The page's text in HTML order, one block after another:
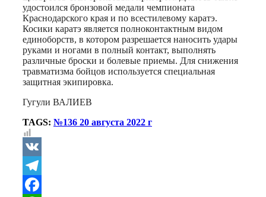
удостоился бронзовой медали чемпионата
Краснодарского края и по всестилевому каратэ.
Косики каратэ является полноконтактным видом
единоборств, в котором разрешается наносить удары
руками и ногами в полный контакт, выполнять
различные броски и болевые приемы. Для снижения
травматизма бойцов используется специальная
защитная экипировка.
Гугули ВАЛИЕВ
TAGS: №136 20 августа 2022 г
VK
Telegram